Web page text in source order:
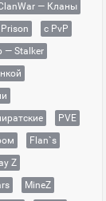
— Кланы
с PvP
— Stalker
PVE
Flan`s
Z
MineZ